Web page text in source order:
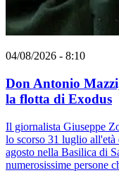
04/08/2026 - 8:10
Don Antonio
la flotta di Exodus
Il giornalista Giuseppe
lo scorso 31 luglio
agosto nella Basilica di
numerosissime persone